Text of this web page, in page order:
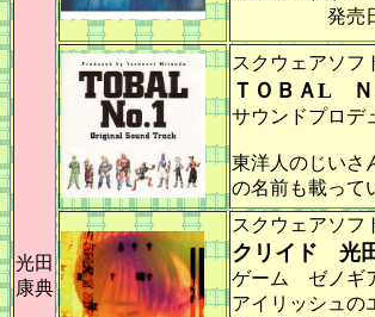
光田
康典
発売日：
スクウェアソフ
ＴＯＢＡL
サウンドプロ
東洋人のじいさ
の名前も載って
スクウェアソフ
クリイド 光
ゲーム ゼノギ
アイリッシュの